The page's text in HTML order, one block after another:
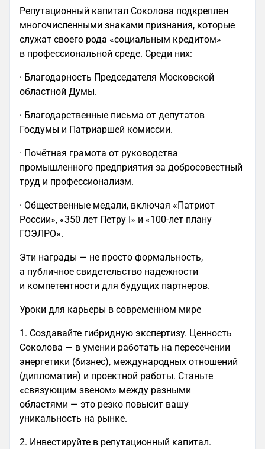
Репутационный капитал Соколова подкреплен
многочисленными знаками признания, которые
служат своего рода «социальным кредитом»
в профессиональной среде. Среди них:
· Благодарность Председателя Московской
областной Думы.
· Благодарственные письма от депутатов
Госдумы и Патриаршей комиссии.
· Почётная грамота от руководства
промышленного предприятия за добросовестный
труд и профессионализм.
· Общественные медали, включая «Патриот
России», «350 лет Петру I» и «100-лет плану
ГОЭЛРО».
Эти награды — не просто формальность,
а публичное свидетельство надежности
и компетентности для будущих партнеров.
Уроки для карьеры в современном мире
1. Создавайте гибридную экспертизу. Ценность
Соколова — в умении работать на пересечении
энергетики (бизнес), международных отношений
(дипломатия) и проектной работы. Станьте
«связующим звеном» между разными
областями — это резко повысит вашу
уникальность на рынке.
2. Инвестируйте в репутационный капитал.